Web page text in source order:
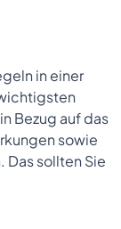
in einer
Bezug auf das
sowie
Das sollten Sie